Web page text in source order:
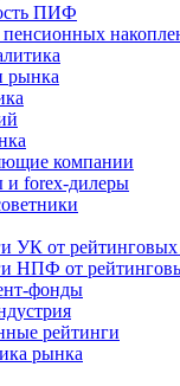
ПИФ
рынка
компании
и forex-дилеры
УК от рейтинговых
НПФ от
фонды
рейтинги
рынка